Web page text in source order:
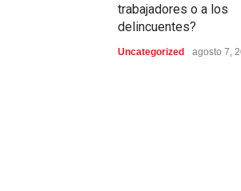
trabajadores o a los
delincuentes?
Uncategorized agosto 7,